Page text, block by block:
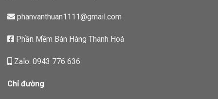
phanvanthuan1111@gmail.com
Phần Mềm Bán Hàng Thanh Hoá
Zalo: 0943 776 636
Chỉ đường